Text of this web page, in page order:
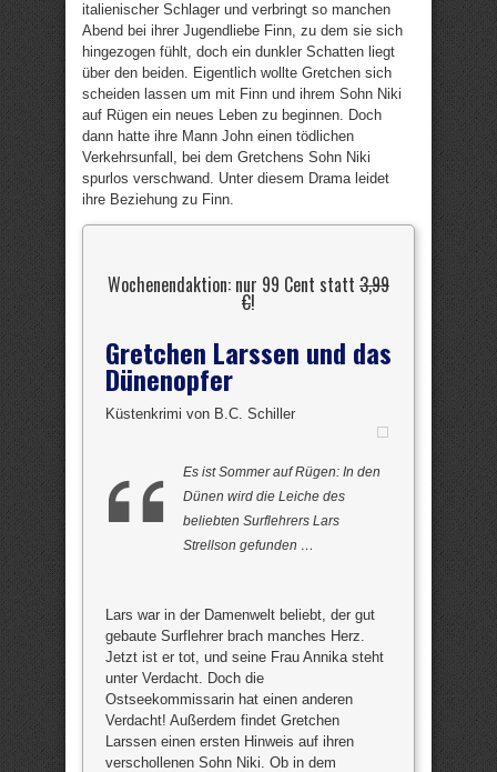
italienischer Schlager und verbringt so manchen
Abend bei ihrer Jugendliebe Finn, zu dem sie sich
hingezogen fühlt, doch ein dunkler Schatten liegt
über den beiden. Eigentlich wollte Gretchen sich
scheiden lassen um mit Finn und ihrem Sohn Niki
auf Rügen ein neues Leben zu beginnen. Doch
dann hatte ihre Mann John einen tödlichen
Verkehrsunfall, bei dem Gretchens Sohn Niki
spurlos verschwand. Unter diesem Drama leidet
ihre Beziehung zu Finn.
Wochenendaktion: nur 99 Cent statt 3,99
€!
Gretchen Larssen und das
Dünenopfer
Küstenkrimi von B.C. Schiller
Es ist Sommer auf Rügen: In den
Dünen wird die Leiche des
beliebten Surflehrers Lars
Strellson gefunden …
Lars war in der Damenwelt beliebt, der gut
gebaute Surflehrer brach manches Herz.
Jetzt ist er tot, und seine Frau Annika steht
unter Verdacht. Doch die
Ostseekommissarin hat einen anderen
Verdacht! Außerdem findet Gretchen
Larssen einen ersten Hinweis auf ihren
verschollenen Sohn Niki. Ob in dem